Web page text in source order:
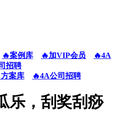
🔥案例库 🔥加VIP会员
🔥4A
招聘
方案库 🔥4A公司招聘
乐，刮奖刮痧